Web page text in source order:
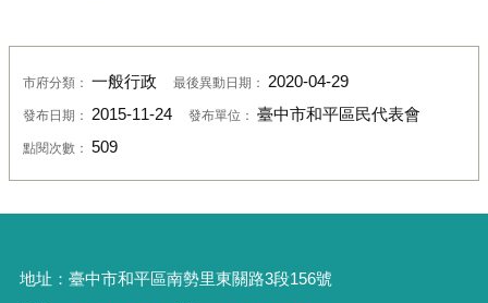
市府分類： 一般行政 最後異動日期： 2020-04-29
發布日期： 2015-11-24 發布單位： 臺中市和平區民代表會
點閱次數： 509
地址： 臺中市和平區南勢里東關路3段156號